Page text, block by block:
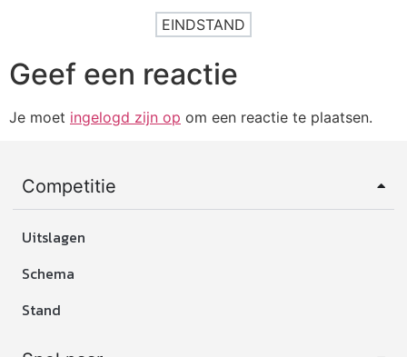
EINDSTAND
Geef een reactie
Je moet ingelogd zijn op om een reactie te plaatsen.
Competitie
Uitslagen
Schema
Stand